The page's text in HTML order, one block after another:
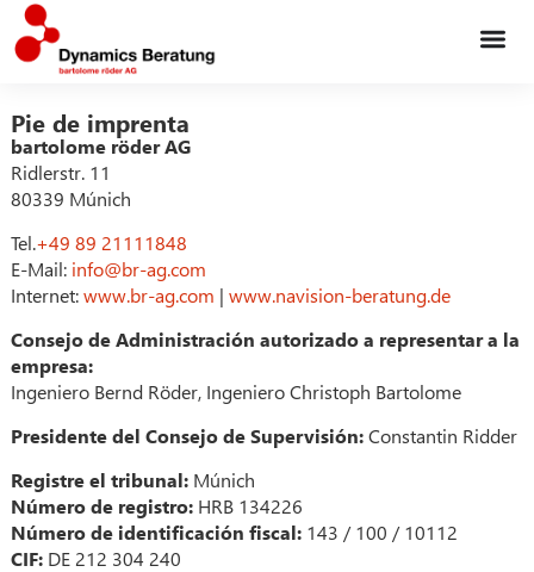
Pie de imprenta
bartolome röder AG
Ridlerstr. 11
80339 Múnich
Tel.+49 89 21111848
E-Mail: info@br-ag.com
Internet:www.br-ag.com | www.navision-beratung.de
Consejo de Administración autorizado a representar a la
empresa:
Ingeniero Bernd Röder, Ingeniero Christoph Bartolome
Presidente del Consejo de Supervisión:Constantin Ridder
Registre el tribunal:Múnich
Número de registro: HRB 134226
Número de identificación fiscal: 143 / 100 / 10112
CIF:DE 212 304 240